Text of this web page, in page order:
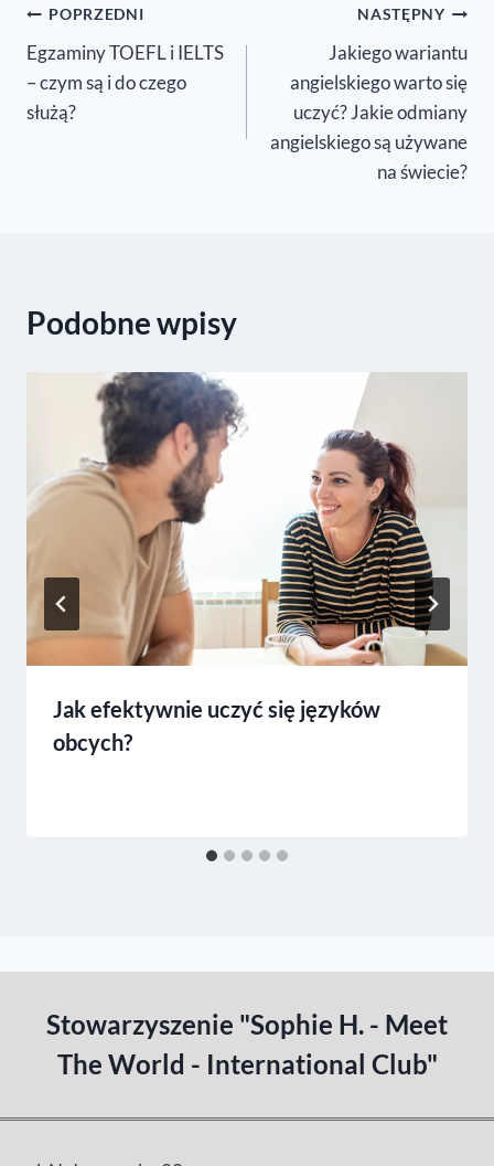
Nawigacja
wpisu
POPRZEDNI
Egzaminy TOEFL i IELTS
– czym są i do czego
służą?
NASTĘPNY
Jakiego wariantu
angielskiego warto się
uczyć? Jakie odmiany
angielskiego są używane
na świecie?
Podobne wpisy
Jak efektywnie uczyć się języków
obcych?
Stowarzyszenie "Sophie H. - Meet
The World - International Club"